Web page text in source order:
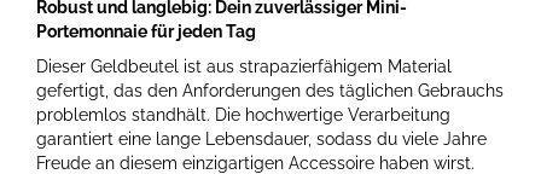
Robust und langlebig: Dein zuverlässiger Mini-
Portemonnaie für jeden Tag
Dieser Geldbeutel ist aus strapazierfähigem Material
gefertigt, das den Anforderungen des täglichen Gebrauchs
problemlos standhält. Die hochwertige Verarbeitung
garantiert eine lange Lebensdauer, sodass du viele Jahre
Freude an diesem einzigartigen Accessoire haben wirst.